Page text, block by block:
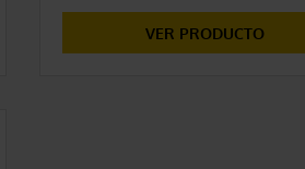
VER PRODUCTO